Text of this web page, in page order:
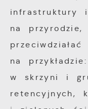
infrastruktury i
na przyrodzie,
na
w skrzyni i
retencyjnych,